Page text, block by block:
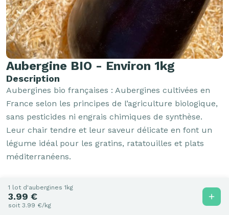
Aubergine BIO - Environ 1kg
Description
Aubergines bio françaises : Aubergines cultivées en
France selon les principes de l’agriculture biologique,
sans pesticides ni engrais chimiques de synthèse.
Leur chair tendre et leur saveur délicate en font un
légume idéal pour les gratins, ratatouilles et plats
méditerranéens.
1 lot d'aubergines 1kg
3.99 €
soit 3.99 €/kg